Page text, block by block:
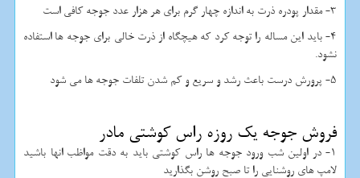
3- مقدار پودره ذرت به اندازه چهار گرم برای هر هزار عدد جوجه کافی است
4- باید این مساله را توجه کرد که هیچگاه از ذرت خالی برای جوجه ها استفاده
نشود.
5- پرورش درست باعث رشد و سریع و کم شدن تلفات جوجه ها می شود
فروش جوجه یک روزه راس کوشتی مادر
1- در اولین شب ورود جوجه ها راس کوشتی باید به دقت مواظب انها باشید
لامپ های روشنایی را تا صبح روشن بگذارید